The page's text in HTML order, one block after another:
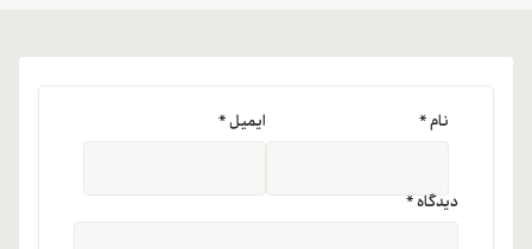
دیدگاه*
نام* ایمیل*